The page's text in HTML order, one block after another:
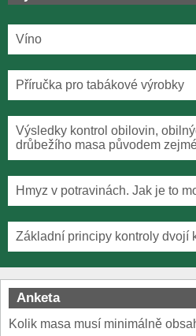
Víno
Příručka pro tabákové výrobky
Výsledky kontrol obilovin,
drůbežího masa původem
Hmyz v potravinách. Jak je to
Základní principy kontroly dvojí
Anketa
Kolik masa musí minimálně